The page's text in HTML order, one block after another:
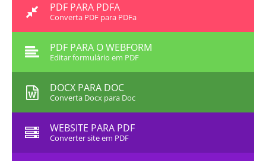
PDF PARA PDFA
Converta PDF para PDFa
PDF PARA O WEBFORM
Editar formulário em PDF
DOCX PARA DOC
Converta Docx para Doc
WEBSITE PARA PDF
Converter site em PDF